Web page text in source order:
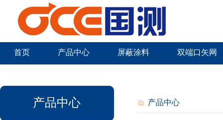
首页 产品中心 屏蔽涂料 双端口矢网
产品中心 产品中心